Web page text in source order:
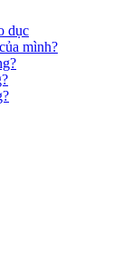
dục
mình?